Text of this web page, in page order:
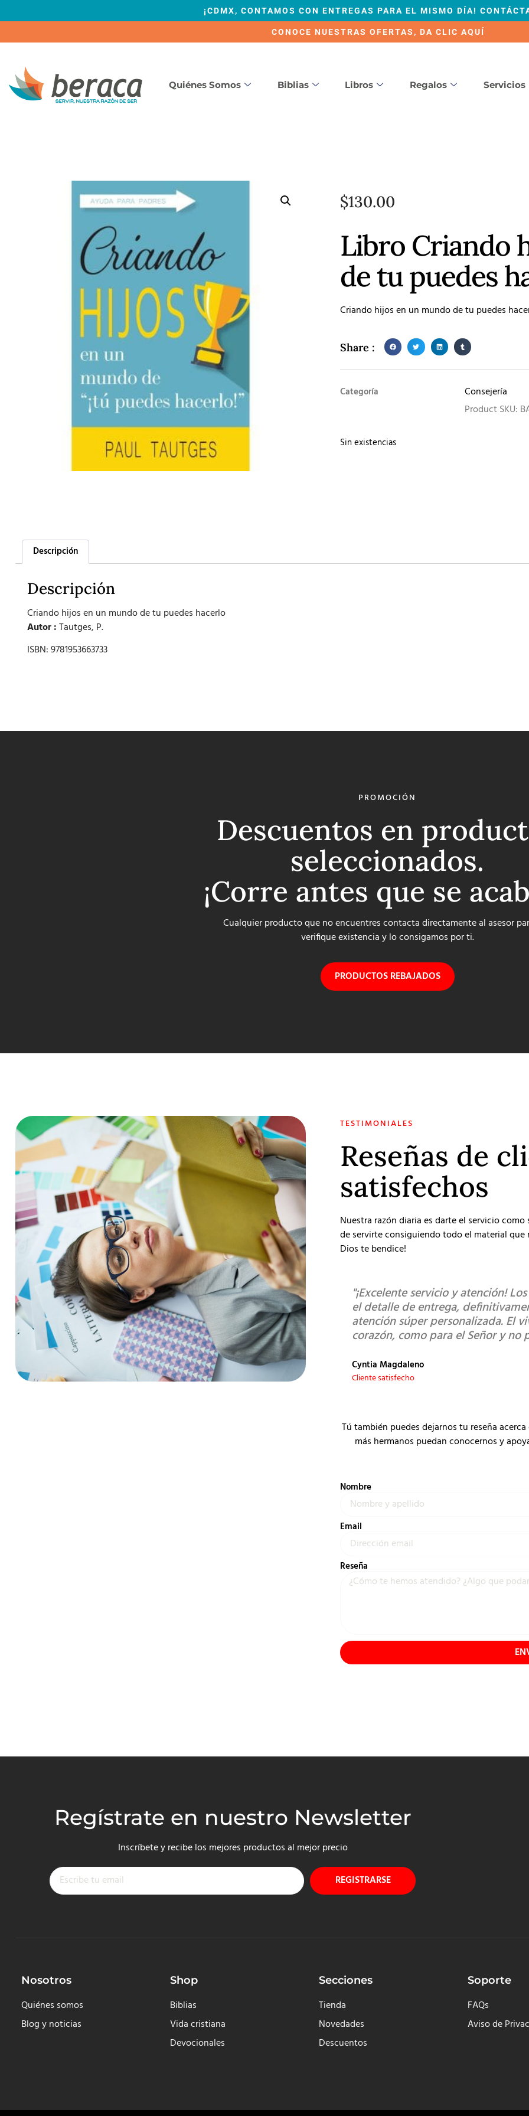
¡CDMX, CONTAMOS CON ENTREGAS PARA EL MISMO DÍA!
CONOCE NUESTRAS OFERTAS, DA CLIC AQUÍ
Quiénes Somos Biblias Libros Regalos Servicios
$130.00
Libro Criando
de tu puedes
Criando hijos en un mundo de tu puedes
Share :
Categoría
Consejería
Product SKU:
Sin existencias
Descripción
Descripción
Criando hijos en un mundo de tu puedes hacerlo
Autor :Tautges, P.
ISBN: 9781953663733
PROMOCIÓN
Descuentos en
seleccionados.
¡Corre antes que se
Cualquier producto que no encuentres contacta directamente al asesor
verifique existencia y lo consigamos por ti.
PRODUCTOS REBAJADOS
TESTIMONIALES
Reseñas de
satisfechos
Nuestra razón diaria es darte el servicio
de servirte consiguiendo todo el material que
Dios te bendice!
"¡Excelente servicio y atención!
el detalle de entrega,
atención súper personalizada. El
corazón, como para el Señor y no
Cyntia Magdaleno
Cliente satisfecho
Tú también puedes dejarnos tu reseña
más hermanos puedan conocernos y
Nombre
Email
Reseña
Regístrate en nuestro Newsletter
Inscríbete y recibe los mejores productos al mejor precio
REGISTRARSE
Nosotros
Quiénes somos
Blog y noticias
Shop
Biblias
Vida cristiana
Devocionales
Secciones
Tienda
Novedades
Descuentos
Soporte
FAQs
Aviso de